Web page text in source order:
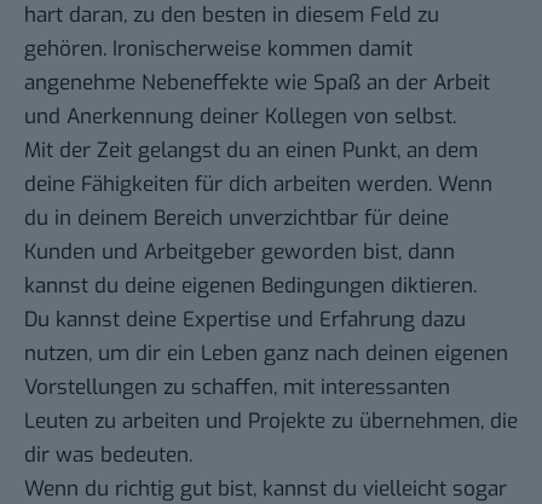
hart daran, zu den besten in diesem Feld zu
gehören. Ironischerweise kommen damit
angenehme Nebeneffekte wie Spaß an der Arbeit
und Anerkennung deiner Kollegen von selbst.
Mit der Zeit gelangst du an einen Punkt, an dem
deine Fähigkeiten für dich arbeiten werden. Wenn
du in deinem Bereich unverzichtbar für deine
Kunden und Arbeitgeber geworden bist, dann
kannst du deine eigenen Bedingungen diktieren.
Du kannst deine Expertise und Erfahrung dazu
nutzen, um dir ein Leben ganz nach deinen eigenen
Vorstellungen zu schaffen, mit interessanten
Leuten zu arbeiten und Projekte zu übernehmen, die
dir was bedeuten.
Wenn du richtig gut bist, kannst du vielleicht sogar